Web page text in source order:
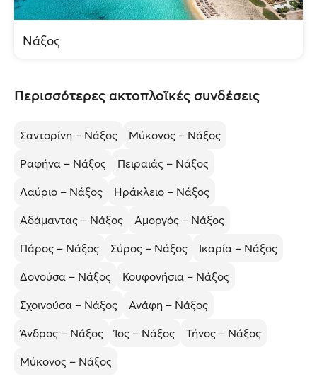
Νάξος
Περισσότερες ακτοπλοϊκές συνδέσεις
Σαντορίνη – Νάξος
Μύκονος – Νάξος
Ραφήνα – Νάξος
Πειραιάς – Νάξος
Λαύριο – Νάξος
Ηράκλειο – Νάξος
Αδάμαντας – Νάξος
Αμοργός – Νάξος
Πάρος – Νάξος
Σύρος – Νάξος
Ικαρία – Νάξος
Δονούσα – Νάξος
Κουφονήσια – Νάξος
Σχοινούσα – Νάξος
Ανάφη – Νάξος
Άνδρος – Νάξος
Ίος – Νάξος
Τήνος – Νάξος
Μύκονος – Νάξος